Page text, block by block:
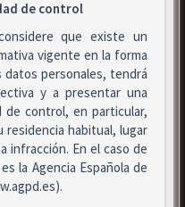
de control
que existe un
vigente en la forma
personales, tendrá
y a presentar una
de control, en particular,
habitual, lugar
infracción. En el caso de
la Agencia Española de